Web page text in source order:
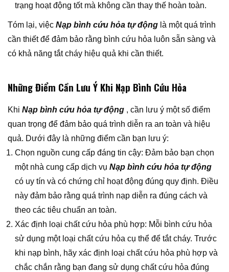
trạng hoạt động tốt mà không cần thay thế hoàn toàn.
Tóm lại, việc Nạp bình cứu hỏa tự động là một quá trình
cần thiết để đảm bảo rằng bình cứu hỏa luôn sẵn sàng và
có khả năng tắt cháy hiệu quả khi cần thiết.
Những Điểm Cần Lưu Ý Khi Nạp Bình Cứu Hỏa
Khi Nạp bình cứu hỏa tự động , cần lưu ý một số điểm
quan trọng để đảm bảo quá trình diễn ra an toàn và hiệu
quả. Dưới đây là những điểm cần bạn lưu ý:
Chọn nguồn cung cấp đáng tin cậy: Đảm bảo bạn chọn
một nhà cung cấp dịch vụNạp bình cứu hỏa tự động
có uy tín và có chứng chỉ hoạt động đúng quy định. Điều
này đảm bảo rằng quá trình nạp diễn ra đúng cách và
theo các tiêu chuẩn an toàn.
Xác định loại chất cứu hỏa phù hợp: Mỗi bình cứu hỏa
sử dụng một loại chất cứu hỏa cụ thể để tắt cháy. Trước
khi nạp bình, hãy xác định loại chất cứu hỏa phù hợp và
chắc chắn rằng bạn đang sử dụng chất cứu hỏa đúng